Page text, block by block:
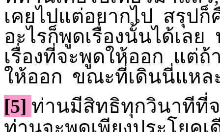
เคยไปแต่อยากไป สรุปก็
อะไรก็พูดเรื่องนั้นได้เล
เรื่องที่จะพูดให้ออก แต่
ให้ออก ขณะที่เดินนี่แหล
[5] ท่านมีสิทธิทุกวินาทีที่จ